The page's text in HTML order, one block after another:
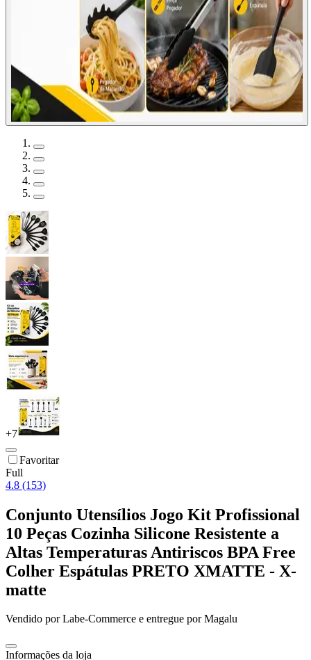
+7
Favoritar
Full
4.8 (153)
Conjunto Utensílios Jogo Kit Profissional
10 Peças Cozinha Silicone Resistente a
Altas Temperaturas Antiriscos BPA Free
Colher Espátulas PRETO XMATTE - X-
matte
Vendido porLabe-Commerce e entregue por Magalu
Informações da loja